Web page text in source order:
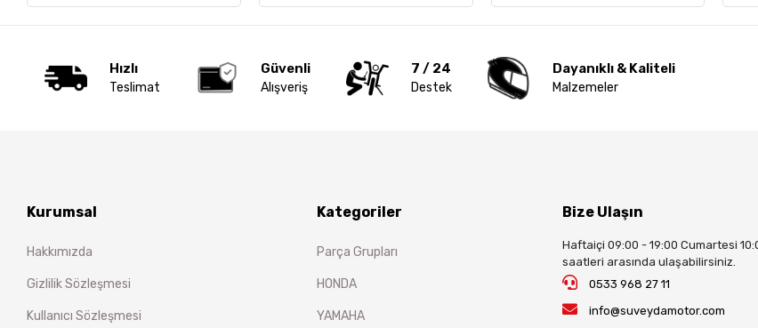
Hızlı
Teslimat
Güvenli
Alışveriş
7 / 24
Destek
Dayanıklı & Kaliteli
Malzemeler
Kurumsal
Hakkımızda
Gizlilik Sözleşmesi
Kullanıcı Sözleşmesi
Kategoriler
Parça Grupları
HONDA
YAMAHA
Bize Ulaşın
Haftaiçi 09:00 - 19:00 Cumartesi
saatleri arasında ulaşabilirsiniz.
0533 968 27 11
info@suveydamotor.com